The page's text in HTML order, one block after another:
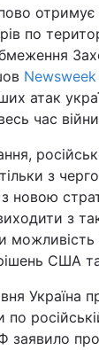
по
Newsweek
атак
час
з
новою
з
можливість
США
Україна
заявило